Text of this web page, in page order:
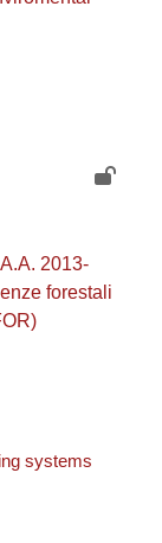
2013-
forestali
systems